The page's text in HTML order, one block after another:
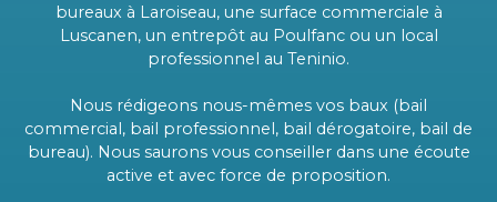
bureaux à Laroiseau, une surface commerciale à
Luscanen, un entrepôt au Poulfanc ou un local
professionnel au Teninio.
Nous rédigeons nous-mêmes vos baux (bail
commercial, bail professionnel, bail dérogatoire, bail de
bureau). Nous saurons vous conseiller dans une écoute
active et avec force de proposition.